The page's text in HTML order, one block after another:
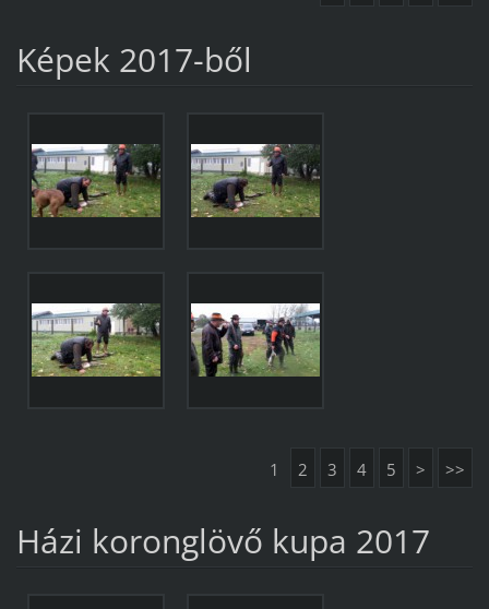
Képek 2017-ből
1 2 3 4 5 > >>
Házi koronglövő kupa 2017